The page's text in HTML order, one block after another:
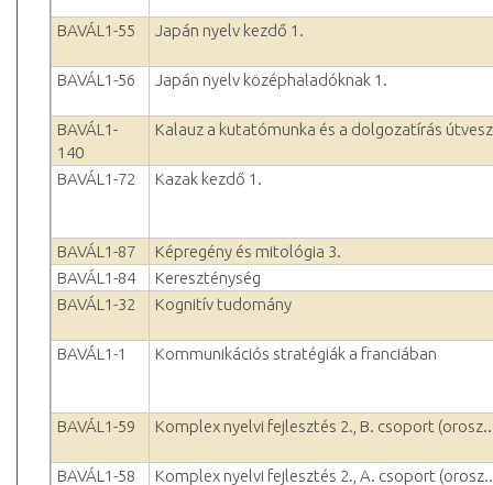
BAVÁL1-55 Japán nyelv kezdő 1.
BAVÁL1-56 Japán nyelv középhaladóknak 1.
BAVÁL1-
140
Kalauz a kutatómunka és a dolgozatírás
BAVÁL1-72 Kazak kezdő 1.
BAVÁL1-87
Képregény és mitológia 3.
BAVÁL1-84
Kereszténység
BAVÁL1-32
Kognitív tudomány
BAVÁL1-1 Kommunikációs stratégiák a franciában
BAVÁL1-59 Komplex nyelvi fejlesztés 2., B. csoport
BAVÁL1-58 Komplex nyelvi fejlesztés 2., A. csoport